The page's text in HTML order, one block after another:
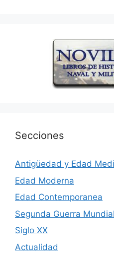
Secciones
Antigüedad y Edad
Edad Moderna
Edad Contemporanea
Segunda Guerra Mundial
Siglo XX
Actualidad